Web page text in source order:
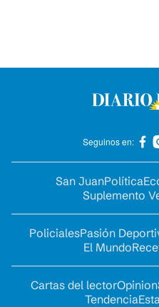
Seguinos en:
San JuanPolítica
Suplemento
PolicialesPasión
El Mundo
Cartas del lectorOpinion
Tendencia